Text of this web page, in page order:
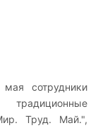
сотрудники
Труд. Май.",